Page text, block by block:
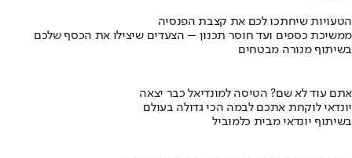
הטעויות שיחתכו לכם את קצבת הפנסיה
ממשיכת כספים ועד חוסר תכנון – הצעדים שיצילו את הכסף שלכם
בשיתוף מנורה מבטחים
אתם עוד לא שם? הטיסה למונדיאל כבר יצאה
יונדאי לוקחת אתכם לבמה הכי גדולה בעולם
בשיתוף יונדאי מבית כלמוביל